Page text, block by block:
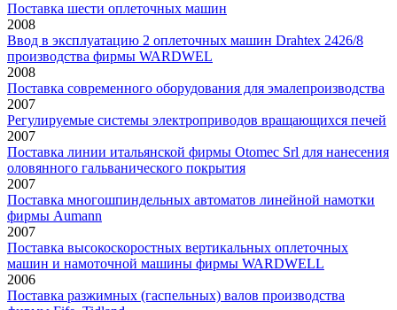
Поставка шести оплеточных машин
2008
Ввод в эксплуатацию 2 оплеточных машин Drahtex 2426/8
производства фирмы WARDWEL
2008
Поставка современного оборудования для эмалепроизводства
2007
Регулируемые системы электроприводов вращающихся печей
2007
Поставка линии итальянской фирмы Otomec Srl для нанесения
оловянного гальванического покрытия
2007
Поставка многошпиндельных автоматов линейной намотки
фирмы Aumann
2007
Поставка высокоскоростных вертикальных оплеточных
машин и намоточной машины фирмы WARDWELL
2006
Поставка разжимных (гаспельных) валов производства